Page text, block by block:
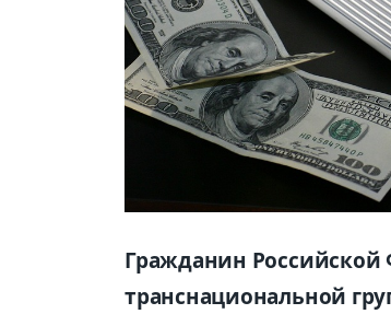
Гражданин Российской
транснациональной